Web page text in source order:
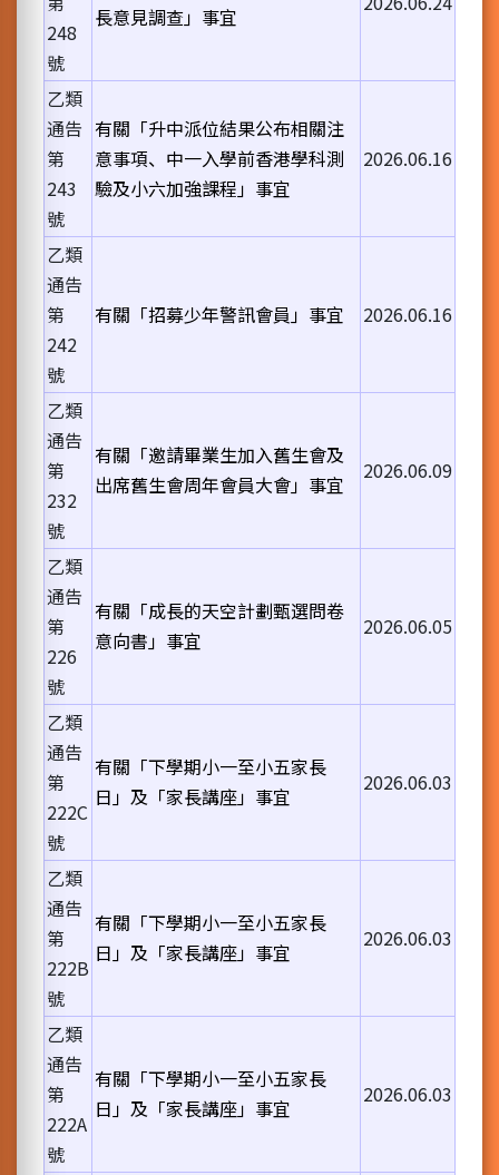
248
號
長意見調查」事宜
乙類
通告
第
243
號
有關「升中派位結果公布相關注
意事項、中一入學前香港學科測
驗及小六加強課程」事宜
2026.06.16
乙類
通告
第
242
號
有關「招募少年警訊會員」事宜 2026.06.16
乙類
通告
第
232
號
有關「邀請畢業生加入舊生會及
出席舊生會周年會員大會」事宜
2026.06.09
乙類
通告
第
226
號
有關「成長的天空計劃甄選問卷
意向書」事宜
2026.06.05
乙類
通告
第
222C
號
有關「下學期小一至小五家長
日」及「家長講座」事宜
2026.06.03
乙類
通告
第
222B
號
有關「下學期小一至小五家長
日」及「家長講座」事宜
2026.06.03
乙類
通告
第
222A
號
有關「下學期小一至小五家長
日」及「家長講座」事宜
2026.06.03